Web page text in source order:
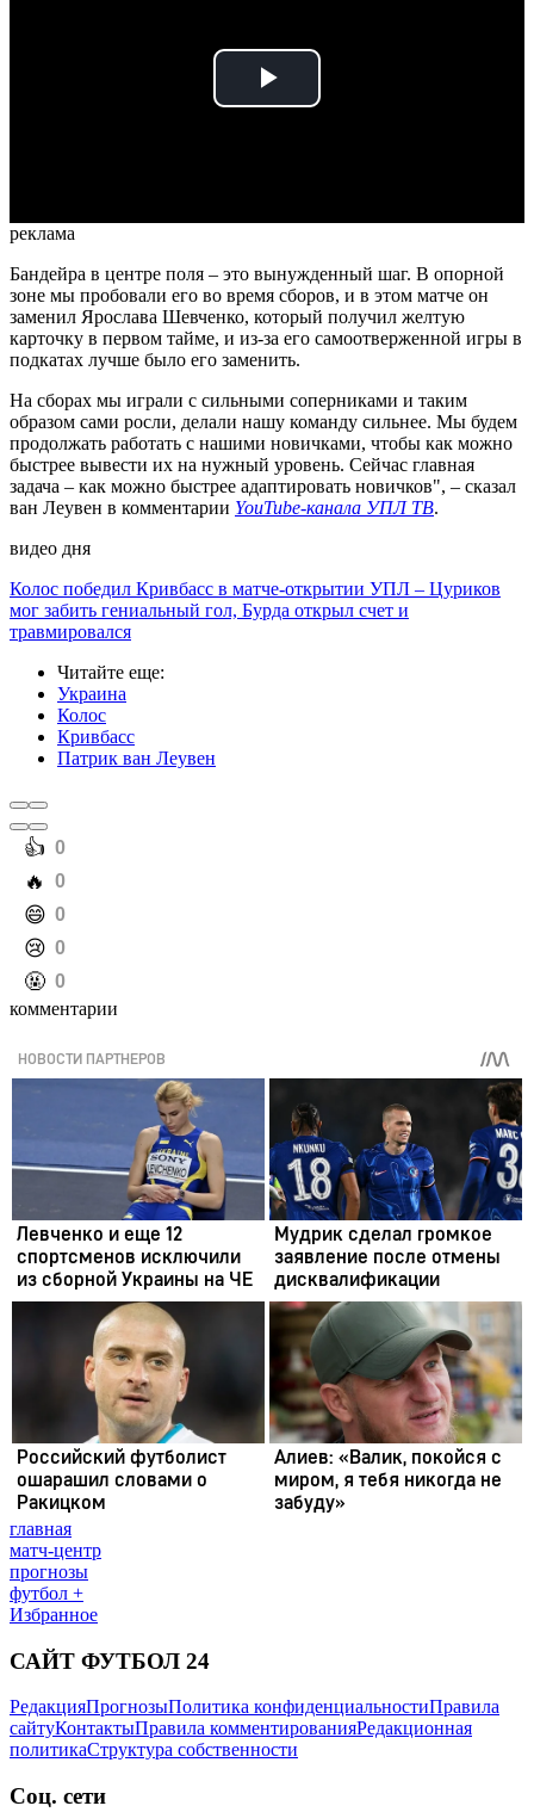
Play
реклама
Бандейра в центре поля – это вынужденный шаг. В опорной
зоне мы пробовали его во время сборов, и в этом матче он
заменил Ярослава Шевченко, который получил желтую
карточку в первом тайме, и из-за его самоотверженной игры в
подкатах лучше было его заменить.
На сборах мы играли с сильными соперниками и таким
образом сами росли, делали нашу команду сильнее. Мы будем
продолжать работать с нашими новичками, чтобы как можно
быстрее вывести их на нужный уровень. Сейчас главная
задача – как можно быстрее адаптировать новичков", – сказал
ван Леувен в комментарии YouTube-канала УПЛ ТВ.
видео дня
Колос победил Кривбасс в матче-открытии УПЛ – Цуриков
мог забить гениальный гол, Бурда открыл счет и
травмировался
Читайте еще:
Украина
Колос
Кривбасс
Патрик ван Леувен
️👍 0
️🔥 0
️😄 0
️😢 0
️🤬 0
комментарии
главная
матч-центр
прогнозы
футбол +
Избранное
САЙТ ФУТБОЛ 24
РедакцияПрогнозыПолитика конфиденциальностиПравила
сайтуКонтактыПравила комментированияРедакционная
политикаСтруктура собственности
Соц. сети